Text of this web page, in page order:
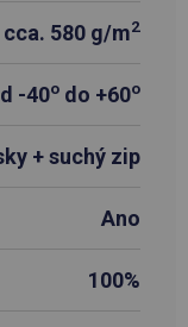
cca. 580 g/m2
-40o do +60o
+ suchý zip
Ano
100%